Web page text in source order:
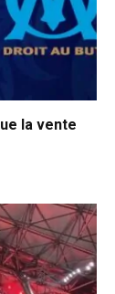
la vente